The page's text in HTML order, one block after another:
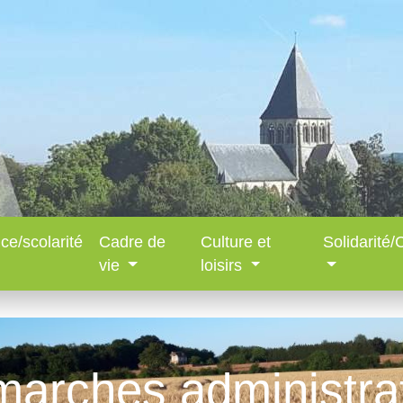
scolarité
Cadre de
vie
Culture et
loisirs
Solidarité/